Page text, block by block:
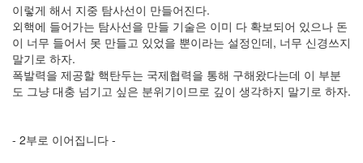
이렇게 해서 지중 탐사선이 만들어진다.
외핵에 들어가는 탐사선을 만들 기술은 이미 다 확보되어 있으나 돈
이 너무 들어서 못 만들고 있었을 뿐이라는 설정인데, 너무 신경쓰지
말기로 하자.
폭발력을 제공할 핵탄두는 국제협력을 통해 구해왔다는데 이 부분
도 그냥 대충 넘기고 싶은 분위기이므로 깊이 생각하지 말기로 하자.
- 2부로 이어집니다 -